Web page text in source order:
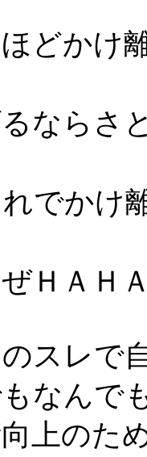
どかけ
ならさ
でかけ
ＨＡＨ
スレで
なんで
上のた